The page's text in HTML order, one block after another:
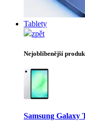
Tablety
zpět
Nejoblíbenější
Samsung Galaxy